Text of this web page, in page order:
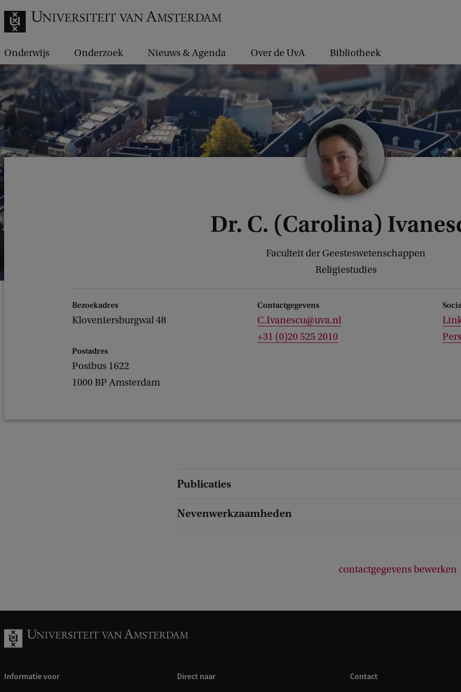
Onderwijs Onderzoek Nieuws & Agenda Over de UvA Bibliotheek
Dr. C. (Carolina)
Faculteit der Geesteswetenschappen
Religiestudies
Bezoekadres
Kloveniersburgwal 48
Postadres
Postbus 1622
1000 BP Amsterdam
Contactgegevens
C.Ivanescu@uva.nl
+31 (0)20 525 2010
Publicaties
Nevenwerkzaamheden
contactgegevens bewerken
Informatie voor Direct naar Contact